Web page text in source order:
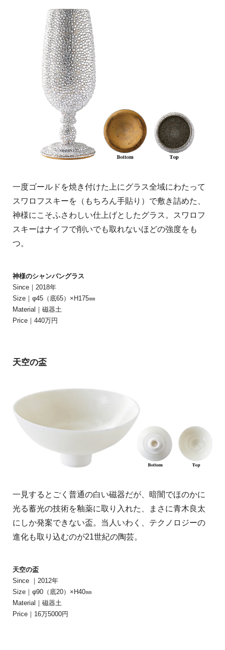
一度ゴールドを焼き付けた上にグラス全域にわたって
スワロフスキーを（もちろん手貼り）で敷き詰めた、
神様にこそふさわしい仕上げとしたグラス。スワロフ
スキーはナイフで削いでも取れないほどの強度をも
つ。
神様のシャンパングラス
Since｜2018年
Size｜φ45（底65）×H175㎜
Material｜磁器土
Price｜440万円
天空の盃
一見するとごく普通の白い磁器だが、暗闇でほのかに
光る蓄光の技術を釉薬に取り入れた、まさに青木良太
にしか発案できない盃。当人いわく、テクノロジーの
進化も取り込むのが21世紀の陶芸。
天空の盃
Since ｜2012年
Size｜φ90（底20）×H40㎜
Material｜磁器土
Price｜16万5000円